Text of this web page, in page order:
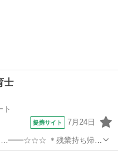
士
ト
提携サイト 7月24日
＊残業持ち帰り